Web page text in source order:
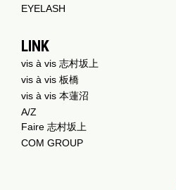
EYELASH
LINK
vis à vis 志村坂上
vis à vis 板橋
vis à vis 本蓮沼
A/Z
Faire 志村坂上
COM GROUP